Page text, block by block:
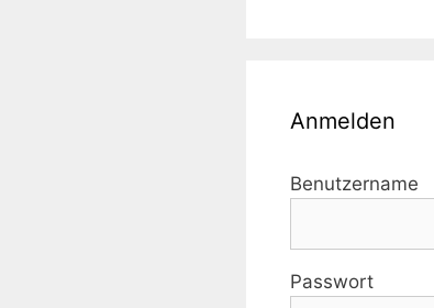
Anmelden
Benutzername
Passwort